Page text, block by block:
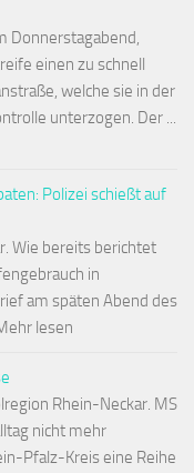
Donnerstagabend,
einen zu schnell
welche sie in der
unterzogen. Der ...
Polizei schießt auf
Wie bereits berichtet
in
am späten Abend des
lesen
Rhein-Neckar. MS
nicht mehr
Pfalz-Kreis eine Reihe